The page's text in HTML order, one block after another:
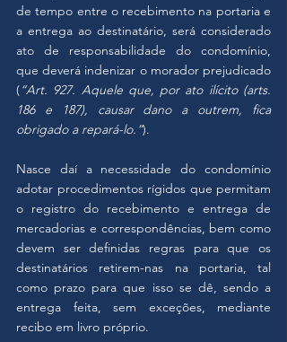
de tempo entre o recebimento na portaria e
a entrega ao destinatário, será considerado
ato de responsabilidade do condomínio,
que deverá indenizar o morador prejudicado
(“Art. 927. Aquele que, por ato ilícito (arts.
186 e 187), causar dano a outrem, fica
obrigado a repará-lo.”).
Nasce daí a necessidade do condomínio
adotar procedimentos rígidos que permitam
o registro do recebimento e entrega de
mercadorias e correspondências, bem como
devem ser definidas regras para que os
destinatários retirem-nas na portaria, tal
como prazo para que isso se dê, sendo a
entrega feita, sem exceções, mediante
recibo em livro próprio.